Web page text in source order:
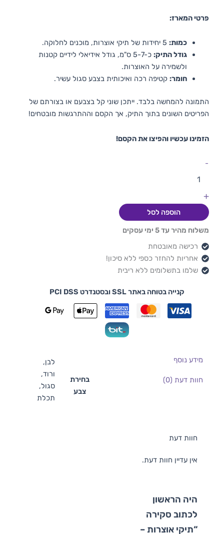
פרטי המארז:
כמות:5 יחידות של תיקי אוצרות, מוכנים לחלוקה.
גודל התיק:
כ-5-7 ס"מ, גודל אידיאלי לידיים קטנות
ולשמירה על האוצרות.
חומר:קטיפה רכה ואיכותית בצבע סגול עשיר.
התמונה להמחשה בלבד. ייתכן שוני קל בצבעם או בצורתם של
הפריטים השונים בתוך התיק, אך הקסם וההתרגשות מובטחים!
הזמינו עכשיו והפיצו את הקסם!
-
+
הוספה לסל
משלוח מהיר עד 5 ימי עסקים
רכישה מאובטחת
אחריות להחזר כספי ללא סיכון!
שלמו בתשלומים ללא ריבית
קנייה בטוחה באתר SSL ובסטנדרט PCI DSS
מידע נוסף
חוות דעת (0)
בחירת
צבע
לבן,
ורוד,
סגול,
תכלת
חוות דעת
אין עדיין חוות דעת.
היה הראשון
לכתוב סקירה
“תיקי אוצרות –